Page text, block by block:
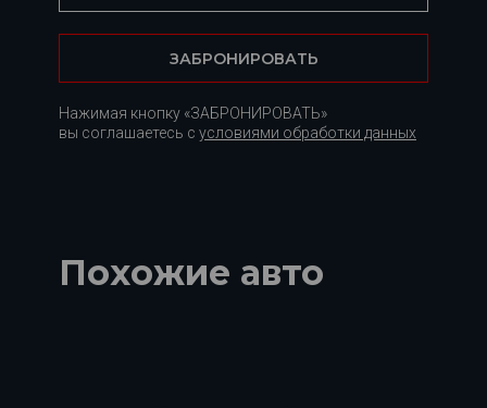
Нажимая кнопку «ЗАБРОНИРОВАТЬ»
вы соглашаетесь с условиями обработки данных
ЗАБРОНИРОВАТЬ
Похожие авто